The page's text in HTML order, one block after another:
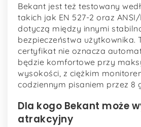
Bekant jest też testowany
takich jak EN 527-2 oraz ANSI/
dotyczą między innymi
bezpieczeństwa użytkownika.
certyfikat nie oznacza
będzie komfortowe przy
wysokości, z ciężkim
codziennym pisaniem przez 8
Dla kogo Bekant może
atrakcyjny